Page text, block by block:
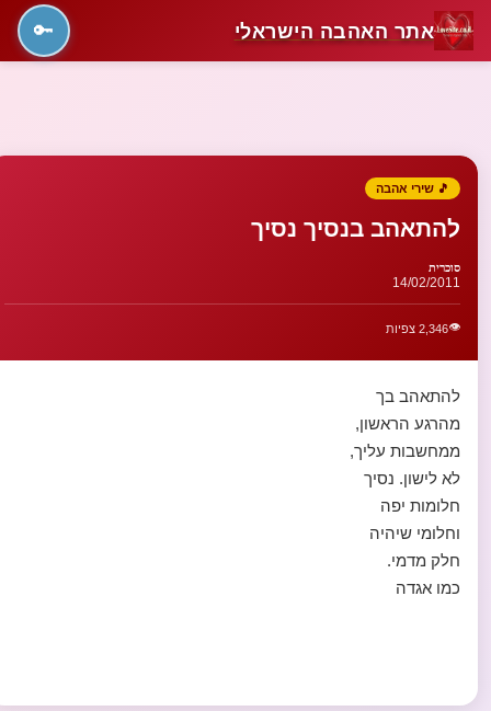
אתר האהבה הישראלי 🔑
🎵 שירי אהבה
להתאהב בנסיך נסיך
סוכרית
14/02/2011
👁️2,346 צפיות
להתאהב בך
מהרגע הראשון,
ממחשבות עליך,
לא לישון. נסיך
חלומות יפה
וחלומי שיהיה
חלק מדמי.
כמו אגדה